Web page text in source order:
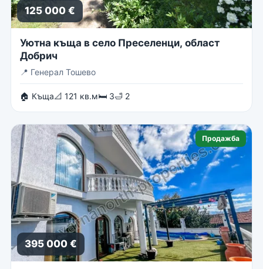
125 000 €
Уютна къща в село Преселенци, област
Добрич
📍 Генерал Тошево
🏠 Къща📐 121 кв.м🛏 3🛁 2
Продажба
395 000 €